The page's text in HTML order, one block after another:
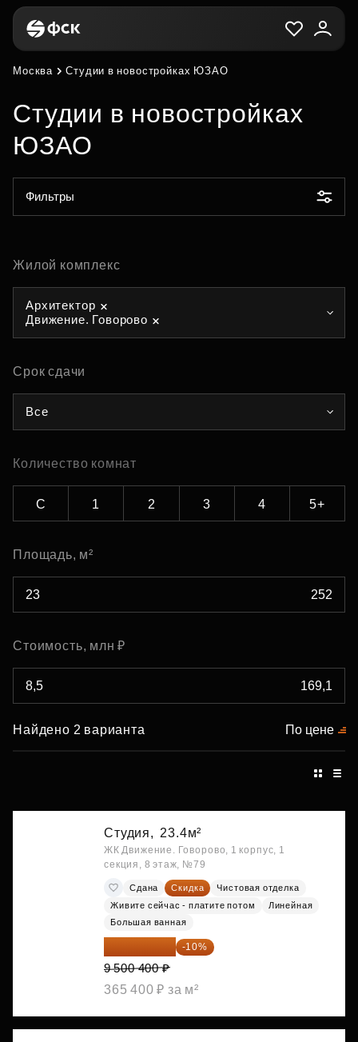
Москва Студии в новостройках ЮЗАО
Студии в новостройках
ЮЗАО
Фильтры
Жилой комплекс
Архитектор
Движение. Говорово
Срок сдачи
Все
Количество комнат
С 1 2 3 4 5+
Площадь, м²
Стоимость, млн ₽
Найдено 2 варианта По цене
Студия, 23.4м²
ЖК Движение. Говорово, 1 корпус, 1
секция, 8 этаж, №79
Сдана Скидка
Чистовая отделка
Живите сейчас - платите потом
Линейная
Большая ванная
-10%
9 500 400 ₽
365 400 ₽ за м²